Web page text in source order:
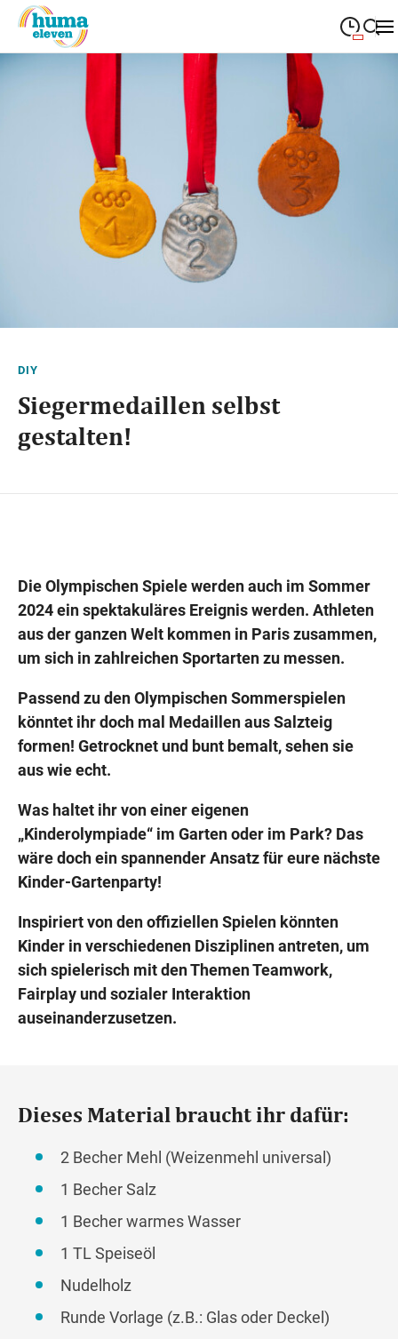
Suche schließen
09:00
Dienstag
DIENSTAG 09:00
MITTWOCH 09:00 —
Donnerstag
DONNERSTAG 09:00
DIY
Siegermedaillen selbst
gestalten!
Die Olympischen Spiele werden auch im Sommer
2024 ein spektakuläres Ereignis werden. Athleten
aus der ganzen Welt kommen in Paris zusammen,
um sich in zahlreichen Sportarten zu messen.
Passend zu den Olympischen Sommerspielen
könntet ihr doch mal Medaillen aus Salzteig
formen! Getrocknet und bunt bemalt, sehen sie
aus wie echt.
Was haltet ihr von einer eigenen
„Kinderolympiade“ im Garten oder im Park? Das
wäre doch ein spannender Ansatz für eure nächste
Kinder-Gartenparty!
Inspiriert von den offiziellen Spielen könnten
Kinder in verschiedenen Disziplinen antreten, um
sich spielerisch mit den Themen Teamwork,
Fairplay und sozialer Interaktion
auseinanderzusetzen.
Dieses Material braucht ihr dafür:
2 Becher Mehl (Weizenmehl universal)
1 Becher Salz
1 Becher warmes Wasser
1 TL Speiseöl
Nudelholz
Runde Vorlage (z.B.: Glas oder Deckel)